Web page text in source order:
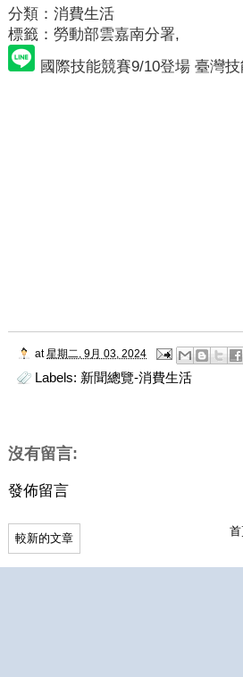
分類：消費生活
標籤：勞動部雲嘉南分署,
國際技能競賽9/10登場 臺灣
at星期二, 9月 03, 2024
Labels: 新聞總覽-消費生活
沒有留言:
發佈留言
較新的文章